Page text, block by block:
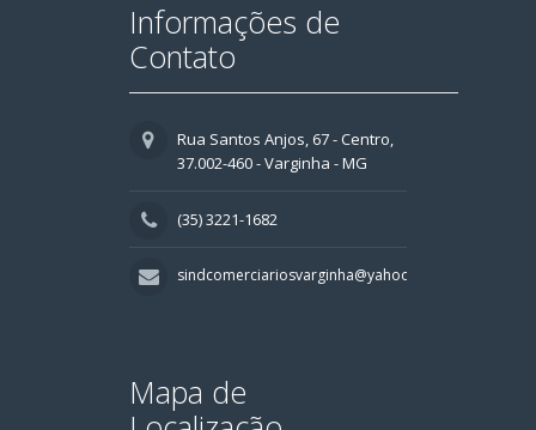
Informações de
Contato
Rua Santos Anjos, 67 - Centro,
37.002-460 - Varginha - MG
(35) 3221-1682
sindcomerciariosvarginha@yahoo.com.br
Mapa de